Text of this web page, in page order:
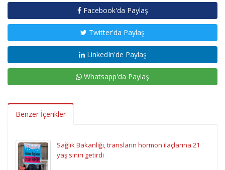
Facebook'da Paylaş
Twitter'da Paylaş
LinkedIn'de Paylaş
Whatsapp'da Paylaş
Benzer İçerikler
Sağlık Bakanlığı, transların hormon ilaçlarına 21
yaş sınırı getirdi